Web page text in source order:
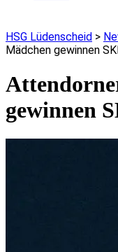
HSG Lüdenscheid >
Mädchen gewinnen
gewinnen